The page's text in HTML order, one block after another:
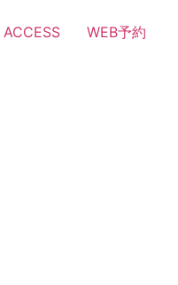
ACCESS WEB予約